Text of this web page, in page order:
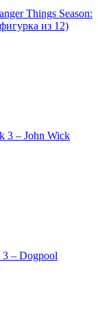
Things Season:
из 12)
3 – John Wick
– Dogpool